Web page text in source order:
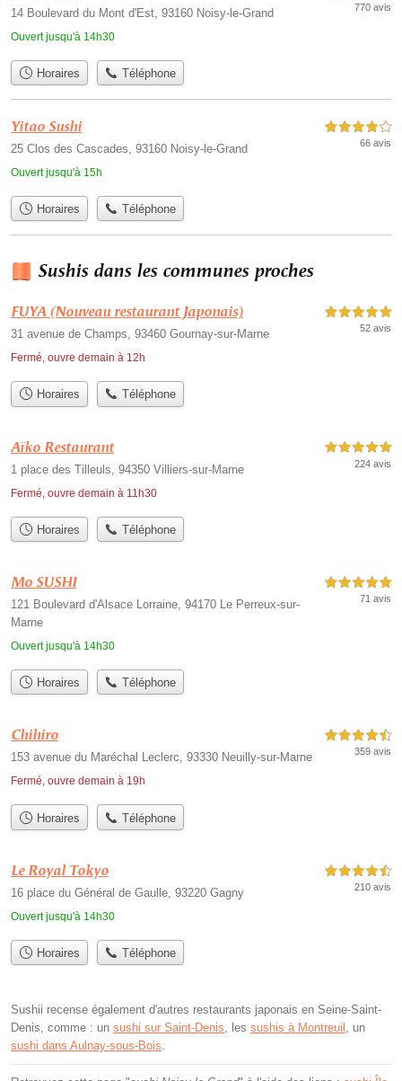
14 Boulevard du Mont d'Est, 93160 Noisy-le-Grand
Ouvert jusqu'à 14h30
770 avis
Horaires Téléphone
Yitao Sushi
25 Clos des Cascades, 93160 Noisy-le-Grand
Ouvert jusqu'à 15h
4,0 étoiles sur 5
66 avis
Horaires Téléphone
Sushis dans les communes proches
FUYA (Nouveau restaurant Japonais)
31 avenue de Champs, 93460 Gournay-sur-Marne
Fermé, ouvre demain à 12h
5,0 étoiles sur 5
52 avis
Horaires Téléphone
Aïko Restaurant
1 place des Tilleuls, 94350 Villiers-sur-Marne
Fermé, ouvre demain à 11h30
5,0 étoiles sur 5
224 avis
Horaires Téléphone
Mo SUSHI
121 Boulevard d'Alsace Lorraine, 94170 Le Perreux-sur-
Marne
Ouvert jusqu'à 14h30
5,0 étoiles sur 5
71 avis
Horaires Téléphone
Chihiro
153 avenue du Maréchal Leclerc, 93330 Neuilly-sur-Marne
Fermé, ouvre demain à 19h
4,5 étoiles sur 5
359 avis
Horaires Téléphone
Le Royal Tokyo
16 place du Général de Gaulle, 93220 Gagny
Ouvert jusqu'à 14h30
4,5 étoiles sur 5
210 avis
Horaires Téléphone
Sushii recense également d'autres restaurants japonais en Seine-Saint-
Denis, comme : un sushi sur Saint-Denis, les sushis à Montreuil , un
sushi dans Aulnay-sous-Bois.